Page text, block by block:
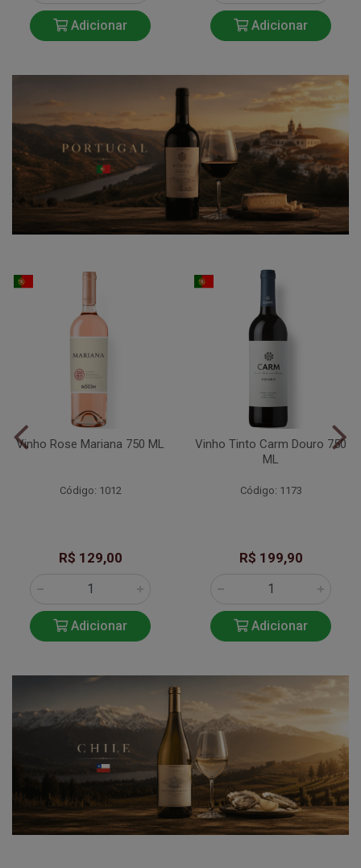
Adicionar Adicionar
Vinho Rose Mariana 750 ML
Código: 1012
R$ 129,00
Adicionar
Vinho Tinto Carm Douro 750
ML
Código: 1173
R$ 199,90
Adicionar